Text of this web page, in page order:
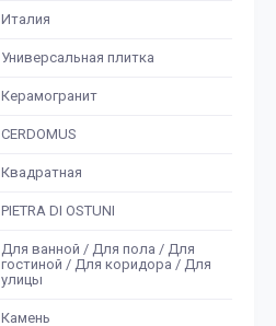
Италия
Универсальная плитка
Керамогранит
CERDOMUS
Квадратная
PIETRA DI OSTUNI
Для ванной / Для пола / Для
гостиной / Для коридора / Для
улицы
Камень